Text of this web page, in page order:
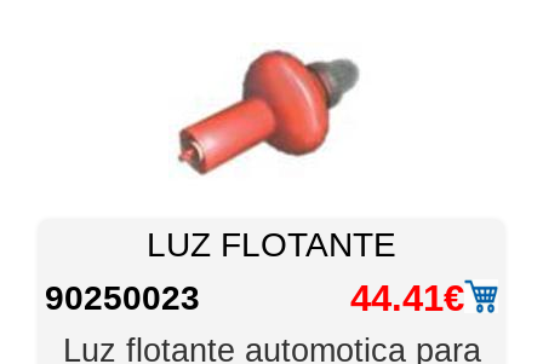
LUZ FLOTANTE
90250023
44.41€
Luz flotante automotica para